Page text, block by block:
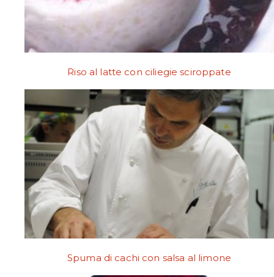
Riso al latte con ciliegie sciroppate
Spuma di cachi con salsa al limone